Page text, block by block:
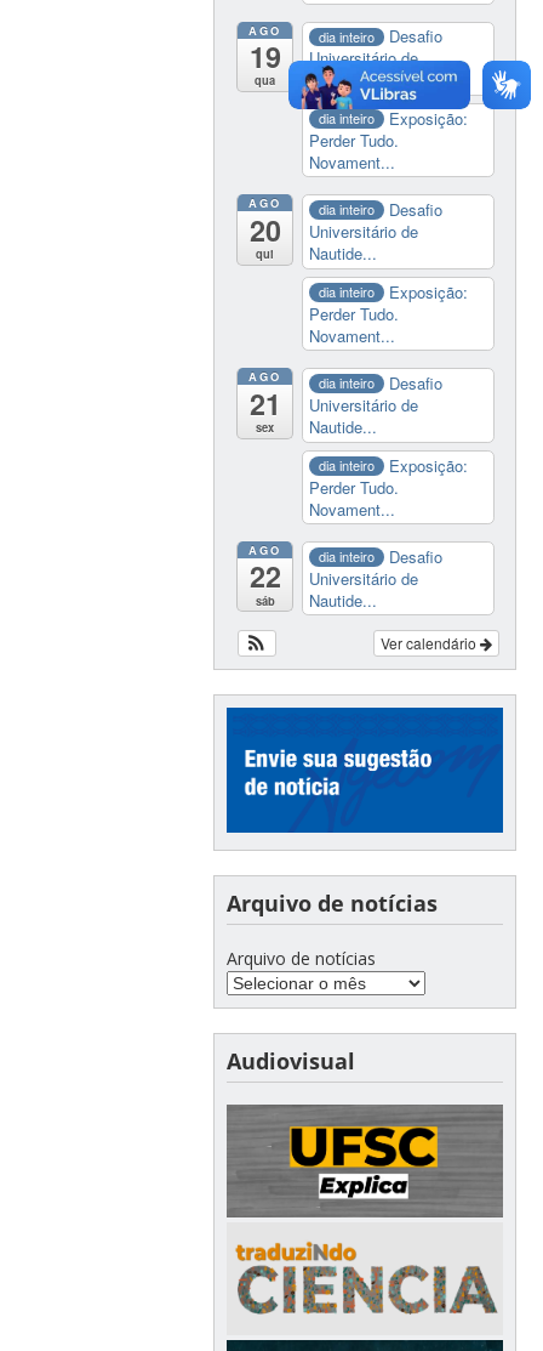
AGO
19
qua
dia inteiro
Desafio
Universitário de
Nautide...
dia inteiro
Exposição:
Perder Tudo.
Novament...
AGO
20
qui
dia inteiro
Desafio
Universitário de
Nautide...
dia inteiro
Exposição:
Perder Tudo.
Novament...
AGO
21
sex
dia inteiro
Desafio
Universitário de
Nautide...
dia inteiro
Exposição:
Perder Tudo.
Novament...
AGO
22
sáb
dia inteiro
Desafio
Universitário de
Nautide...
Ver calendário
Arquivo de notícias
Arquivo de notícias
Audiovisual